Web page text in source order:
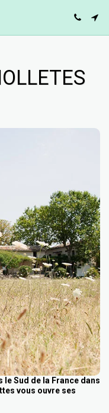
Sud de la France dans
vous ouvre ses